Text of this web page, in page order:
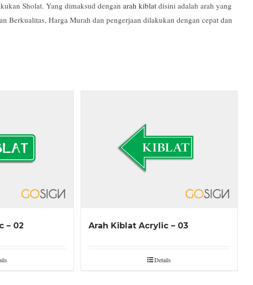
Sholat. Yang dimaksud dengan arah kiblat disini adalah arah yang
Berkualitas, Harga Murah dan pengerjaan dilakukan dengan cepat dan
– 02 Arah Kiblat Acrylic – 03
Details